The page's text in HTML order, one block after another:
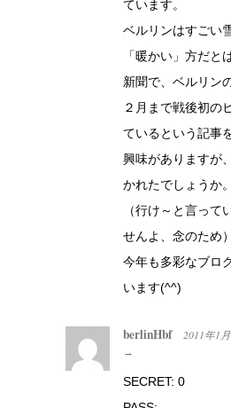
ています。
ベルリンはすごい
「暖かい」方だと
新聞で、ベルリン
２月まで戦後初の
ているという記事
興味がありますが
かれたでしょうか。
（行け～と言って
せんよ、念のため）
今年も多彩なブロ
います(^^)
berlinHbf 2011年1
→
SECRET: 0